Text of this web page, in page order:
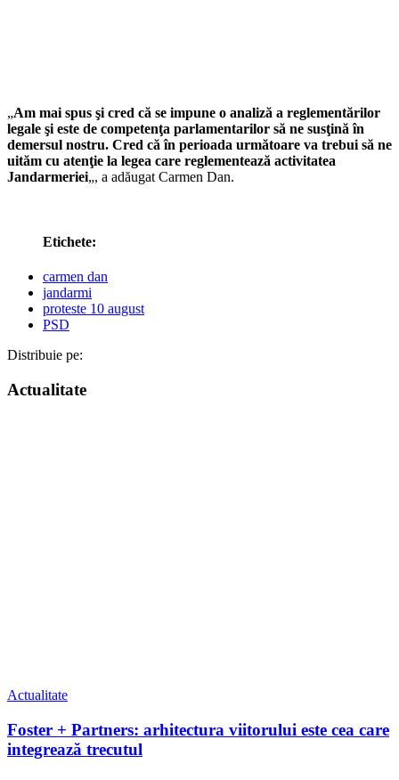
„Am mai spus şi cred că se impune o analiză a reglementărilor
legale şi este de competenţa parlamentarilor să ne susţină în
demersul nostru. Cred că în perioada următoare va trebui să ne
uităm cu atenţie la legea care reglementează activitatea
Jandarmeriei„, a adăugat Carmen Dan.
Etichete:
carmen dan
jandarmi
proteste 10 august
PSD
Distribuie pe:
Actualitate
Actualitate
Foster + Partners: arhitectura viitorului este cea care
integrează trecutul